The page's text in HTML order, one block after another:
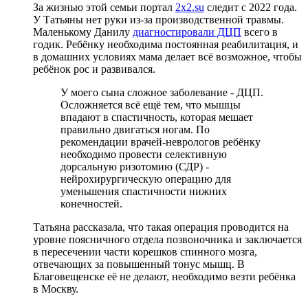
За жизнью этой семьи портал 2x2.su следит с 2022 года.
У Татьяны нет руки из-за производственной травмы.
Маленькому Данилу диагностировали ДЦП всего в
годик. Ребёнку необходима постоянная реабилитация, и
в домашних условиях мама делает всё возможное, чтобы
ребёнок рос и развивался.
У моего сына сложное заболевание - ДЦП.
Осложняется всё ещё тем, что мышцы
впадают в спастичность, которая мешает
правильно двигаться ногам. По
рекомендации врачей-неврологов ребёнку
необходимо провести селективную
дорсальную ризотомию (СДР) -
нейрохирургическую операцию для
уменьшения спастичности нижних
конечностей.
Татьяна рассказала, что такая операция проводится на
уровне поясничного отдела позвоночника и заключается
в пересечении части корешков спинного мозга,
отвечающих за повышенный тонус мышц. В
Благовещенске её не делают, необходимо везти ребёнка
в Москву.